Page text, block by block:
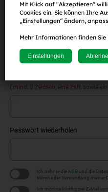
E-Mail-Adresse
mind. 8 Zeichen eine Zahl sowie
Passwort wiederholen
Ich nehme die AGB und die
stimme der Verwendung meiner
Ich möchte künftig per E-Mail
Mit Klick auf "Akzeptieren"
Cookies ein. Sie können Ihre
„Einstellungen“ ändern,
Mehr Informationen finden Sie
Einstellungen